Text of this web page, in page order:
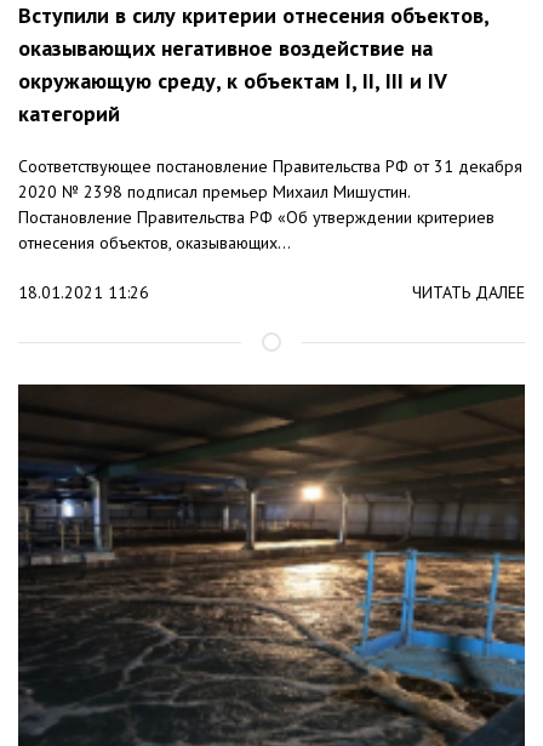
Вступили в силу критерии отнесения объектов,
оказывающих негативное воздействие на
окружающую среду, к объектам I, II, III и IV
категорий
Соответствующее постановление Правительства РФ от 31 декабря
2020 № 2398 подписал премьер Михаил Мишустин.
Постановление Правительства РФ «Об утверждении критериев
отнесения объектов, оказывающих...
18.01.2021 11:26 ЧИТАТЬ ДАЛЕЕ